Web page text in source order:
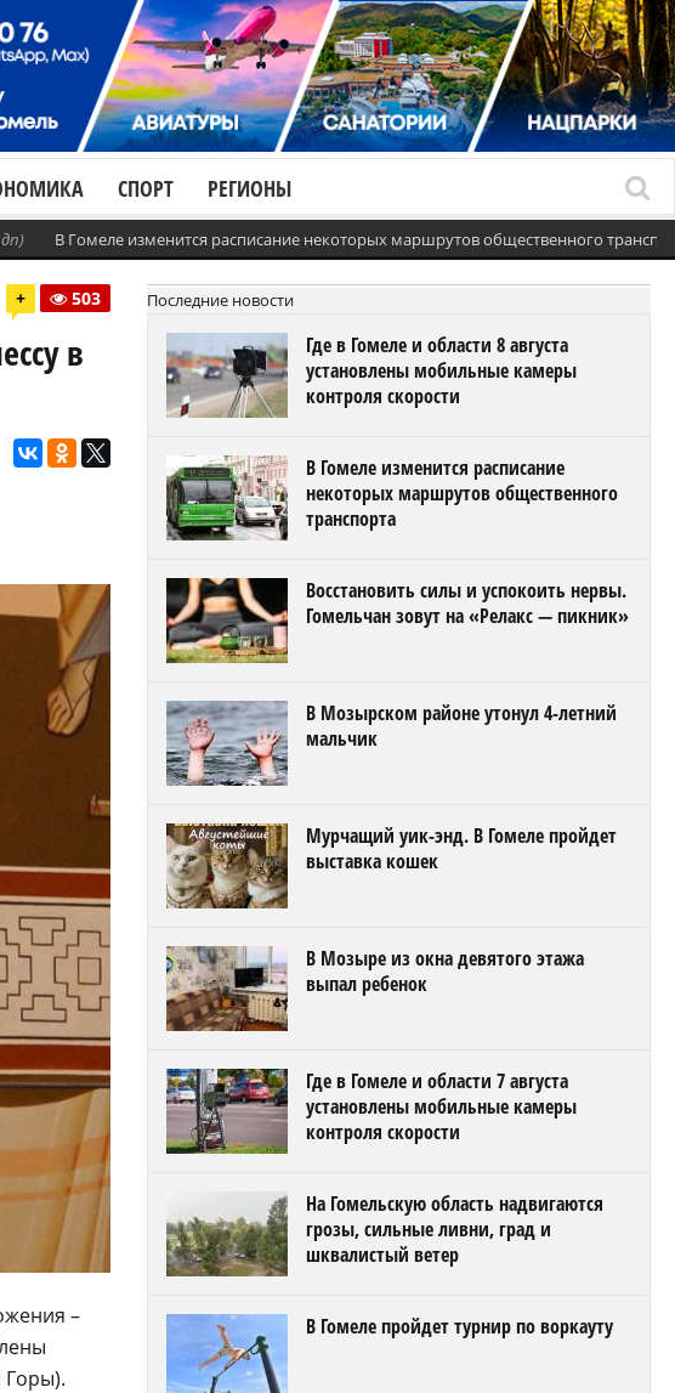
СПОРТ РЕГИОНЫ
В Гомеле изменится расписание некоторых маршрутов общественного
+ 503
в
–
Горы).
Последние новости
Где в Гомеле и области 8 августа
установлены мобильные камеры
контроля скорости
В Гомеле изменится расписание
некоторых маршрутов общественного
транспорта
Восстановить силы и успокоить нервы.
Гомельчан зовут на «Релакс — пикник»
В Мозырском районе утонул 4-летний
мальчик
Мурчащий уик-энд. В Гомеле пройдет
выставка кошек
В Мозыре из окна девятого этажа
выпал ребенок
Где в Гомеле и области 7 августа
установлены мобильные камеры
контроля скорости
На Гомельскую область надвигаются
грозы, сильные ливни, град и
шквалистый ветер
В Гомеле пройдет турнир по воркауту